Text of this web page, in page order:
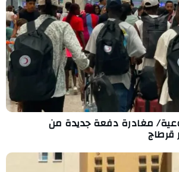
مغادرة دفعة جديدة من
قرطاج